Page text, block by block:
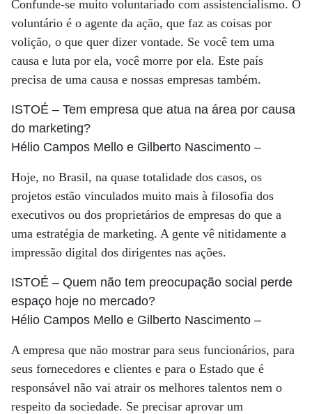
Confunde-se muito voluntariado com assistencialismo. O
voluntário é o agente da ação, que faz as coisas por
volição, o que quer dizer vontade. Se você tem uma
causa e luta por ela, você morre por ela. Este país
precisa de uma causa e nossas empresas também.
ISTOÉ – Tem empresa que atua na área por causa
do marketing?
Hélio Campos Mello e Gilberto Nascimento –
Hoje, no Brasil, na quase totalidade dos casos, os
projetos estão vinculados muito mais à filosofia dos
executivos ou dos proprietários de empresas do que a
uma estratégia de marketing. A gente vê nitidamente a
impressão digital dos dirigentes nas ações.
ISTOÉ – Quem não tem preocupação social perde
espaço hoje no mercado?
Hélio Campos Mello e Gilberto Nascimento –
A empresa que não mostrar para seus funcionários, para
seus fornecedores e clientes e para o Estado que é
responsável não vai atrair os melhores talentos nem o
respeito da sociedade. Se precisar aprovar um